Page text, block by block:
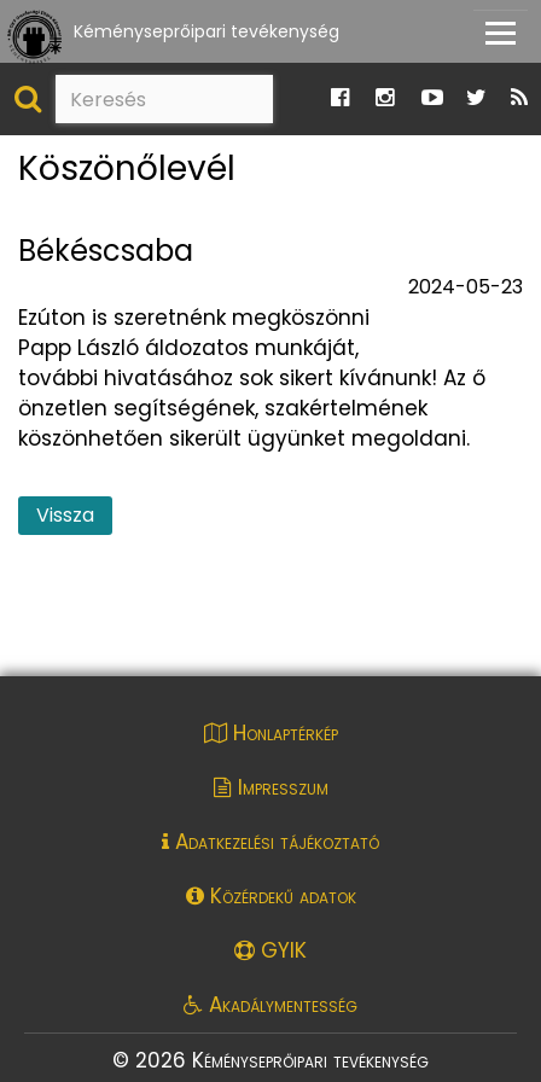
Kéményseprőipari tevékenység
Köszönőlevél
Békéscsaba
2024-05-23
Ezúton is szeretnénk megköszönni
Papp László áldozatos munkáját,
további hivatásához sok sikert kívánunk! Az ő
önzetlen segítségének, szakértelmének
köszönhetően sikerült ügyünket megoldani.
Vissza
Honlaptérkép
Impresszum
Adatkezelési tájékoztató
Közérdekű adatok
GYIK
Akadálymentesség
© 2026 Kéményseprőipari tevékenység